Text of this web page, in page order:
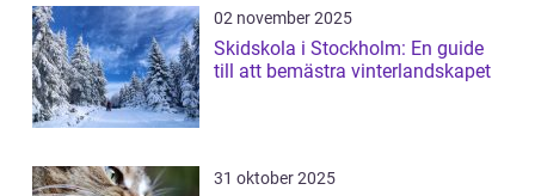
02 november 2025
Skidskola i Stockholm: En guide
till att bemästra vinterlandskapet
31 oktober 2025